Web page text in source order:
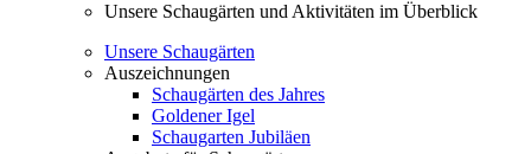
Unsere Schaugärten und Aktivitäten im Überblick
Unsere Schaugärten
Auszeichnungen
Schaugärten des Jahres
Goldener Igel
Schaugarten Jubiläen